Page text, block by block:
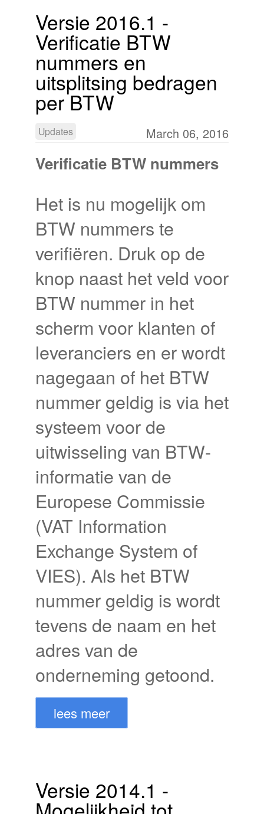
Versie 2016.1 -
Verificatie BTW
nummers en
uitsplitsing bedragen
per BTW
Updates March 06, 2016
Verificatie BTW nummers
Het is nu mogelijk om
BTW nummers te
verifiëren. Druk op de
knop naast het veld voor
BTW nummer in het
scherm voor klanten of
leveranciers en er wordt
nagegaan of het BTW
nummer geldig is via het
systeem voor de
uitwisseling van BTW-
informatie van de
Europese Commissie
(VAT Information
Exchange System of
VIES). Als het BTW
nummer geldig is wordt
tevens de naam en het
adres van de
onderneming getoond.
lees meer
Versie 2014.1 -